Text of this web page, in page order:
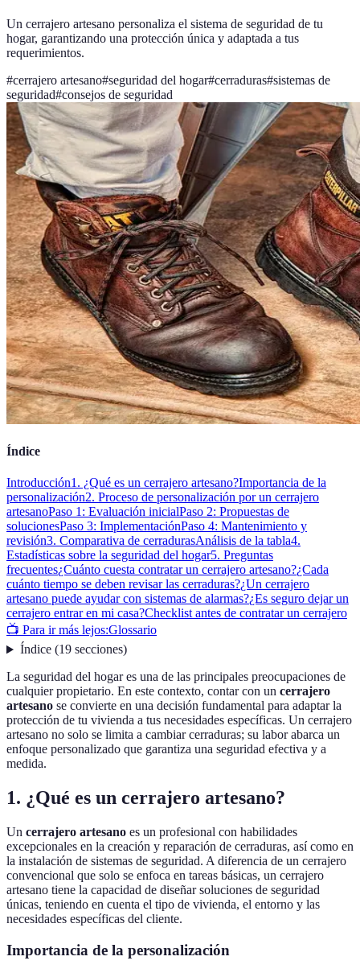
Un cerrajero artesano personaliza el sistema de seguridad de tu
hogar, garantizando una protección única y adaptada a tus
requerimientos.
#cerrajero artesano#seguridad del hogar#cerraduras#sistemas de
seguridad#consejos de seguridad
Índice
Introducción1. ¿Qué es un cerrajero artesano?Importancia de la
personalización2. Proceso de personalización por un cerrajero
artesanoPaso 1: Evaluación inicialPaso 2: Propuestas de
solucionesPaso 3: ImplementaciónPaso 4: Mantenimiento y
revisión3. Comparativa de cerradurasAnálisis de la tabla4.
Estadísticas sobre la seguridad del hogar5. Preguntas
frecuentes¿Cuánto cuesta contratar un cerrajero artesano?¿Cada
cuánto tiempo se deben revisar las cerraduras?¿Un cerrajero
artesano puede ayudar con sistemas de alarmas?¿Es seguro dejar un
cerrajero entrar en mi casa?Checklist antes de contratar un cerrajero
📺 Para ir más lejos:Glossario
Índice(19 secciones)
La seguridad del hogar es una de las principales preocupaciones de
cualquier propietario. En este contexto, contar con un cerrajero
artesano se convierte en una decisión fundamental para adaptar la
protección de tu vivienda a tus necesidades específicas. Un cerrajero
artesano no solo se limita a cambiar cerraduras; su labor abarca un
enfoque personalizado que garantiza una seguridad efectiva y a
medida.
1. ¿Qué es un cerrajero artesano?
Un cerrajero artesano es un profesional con habilidades
excepcionales en la creación y reparación de cerraduras, así como en
la instalación de sistemas de seguridad. A diferencia de un cerrajero
convencional que solo se enfoca en tareas básicas, un cerrajero
artesano tiene la capacidad de diseñar soluciones de seguridad
únicas, teniendo en cuenta el tipo de vivienda, el entorno y las
necesidades específicas del cliente.
Importancia de la personalización